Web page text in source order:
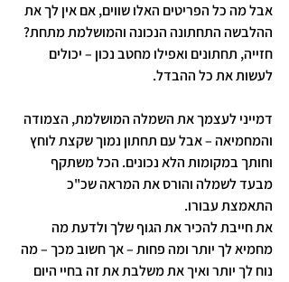
אבל מה כל הפריטים האלו שווים, אם אין לך את
ההלבשה התחתונה הנכונה והמושלמת מתחת?
חזייה, תחתונים ואפילו מחטב נכון – יכולים
לעשות את כל ההבדל.
דמייני לעצמך את השמלה המושלמת, הצמודה
והמחמיאה – אבל עם תחתון נמוך שקצת לוחץ
וחותך במקומות הלא נכונים. הכל משתקף
מבעד לשמלה והורס את המראה שכ"כ
התאמצת עבורו.
את חייבת להכיר את הגוף שלך ולדעת מה
מחמיא לך יותר ומה פחות – אך חשוב מכך – מה
נוח לך יותר ואיך את משלבת את זה בחיי היום